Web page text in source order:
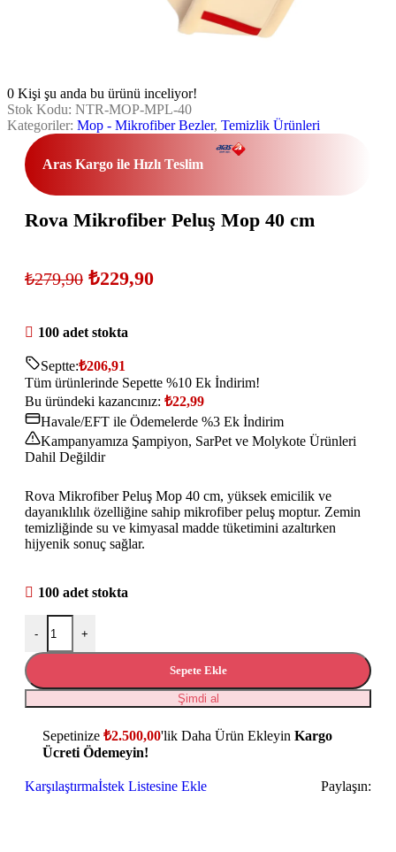
0 Kişi şu anda bu ürünü inceliyor!
Stok Kodu: NTR-MOP-MPL-40
Kategoriler: Mop - Mikrofiber Bezler, Temizlik Ürünleri
Aras Kargo ile Hızlı Teslim
Rova Mikrofiber Peluş Mop 40 cm
₺279,90 ₺229,90
100 adet stokta
Septte:₺206,91
Tüm ürünlerinde Sepette %10 Ek İndirim!
Bu üründeki kazancınız: ₺22,99
Havale/EFT ile Ödemelerde %3 Ek İndirim
Kampanyamıza Şampiyon, SarPet ve Molykote Ürünleri
Dahil Değildir
Rova Mikrofiber Peluş Mop 40 cm, yüksek emicilik ve
dayanıklılık özelliğine sahip mikrofiber peluş moptur. Zemin
temizliğinde su ve kimyasal madde tüketimini azaltırken
hijyenik sonuç sağlar.
100 adet stokta
- +
Sepete Ekle
Şimdi al
Sepetinize ₺2.500,00'lik Daha Ürün Ekleyin Kargo
Ücreti Ödemeyin!
Karşılaştırmaİstek Listesine Ekle Paylaşın: